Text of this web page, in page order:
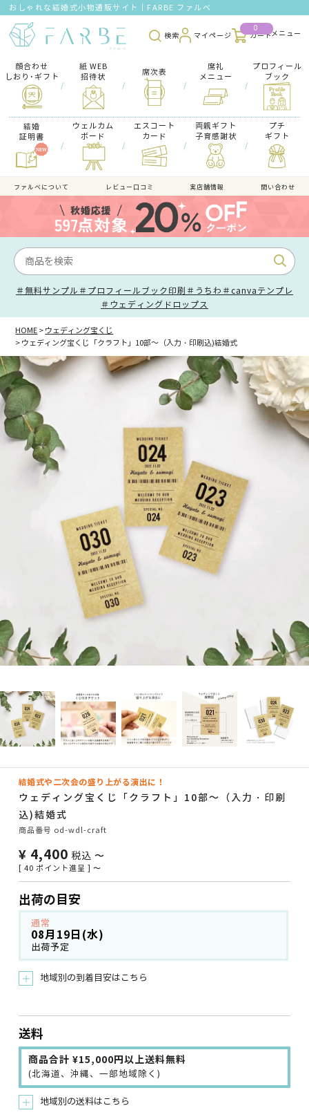
おしゃれな結婚式小物通販サイト｜FARBE ファルベ
検索 マイページ
0
カート
顔合わせ
しおり･ギフト
/
紙 WEB
招待状
/
席次表
/
席礼
メニュー
/
プロフィール
ブック
結婚
証明書
/
ウェルカム
ボード
/
エスコート
カード
/
両親ギフト
子育感謝状
/
プチ
ギフト
ファルべについて レビュー口コミ 実店舗情報 問い合わせ
＃無料サンプル ＃プロフィールブック印刷 ＃うちわ ＃canvaテンプレ
＃ウェディングドロップス
HOME
ウェディング宝くじ
ウェディング宝くじ「クラフト」10部～（入力・印刷込)結婚式
結婚式や二次会の盛り上がる演出に！
ウェディング宝くじ「クラフト」10部～（入力・印刷
込)結婚式
商品番号 od-wdl-craft
¥ 4,400 税込 〜
[ 40 ポイント進呈 ] 〜
出荷の目安
通常
08月19日(水)
出荷予定
＋ 地域別の到着目安はこちら
送料
商品合計 ¥15,000円以上送料無料
(北海道、沖縄、一部地域除く)
＋ 地域別の送料はこちら